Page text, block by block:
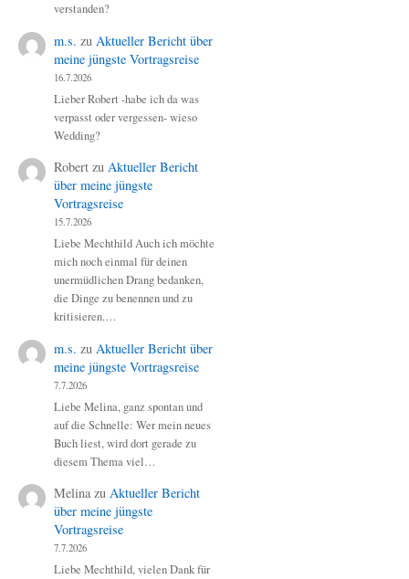
verstanden?
m.s. zu Aktueller Bericht über
meine jüngste Vortragsreise
16.7.2026
Lieber Robert -habe ich da was
verpasst oder vergessen- wieso
Wedding?
Robert zu Aktueller Bericht
über meine jüngste
Vortragsreise
15.7.2026
Liebe Mechthild Auch ich möchte
mich noch einmal für deinen
unermüdlichen Drang bedanken,
die Dinge zu benennen und zu
kritisieren.…
m.s. zu Aktueller Bericht über
meine jüngste Vortragsreise
7.7.2026
Liebe Melina, ganz spontan und
auf die Schnelle: Wer mein neues
Buch liest, wird dort gerade zu
diesem Thema viel…
Melina zu Aktueller Bericht
über meine jüngste
Vortragsreise
7.7.2026
Liebe Mechthild, vielen Dank für